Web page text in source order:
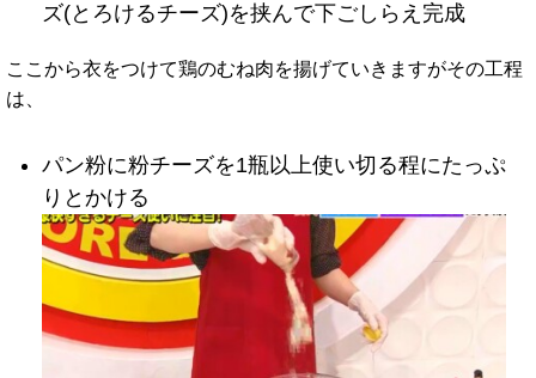
ズ(とろけるチーズ)を挟んで下ごしらえ完成
ここから衣をつけて鶏のむね肉を揚げていきますがその工程
は、
パン粉に粉チーズを1瓶以上使い切る程にたっぷ
りとかける